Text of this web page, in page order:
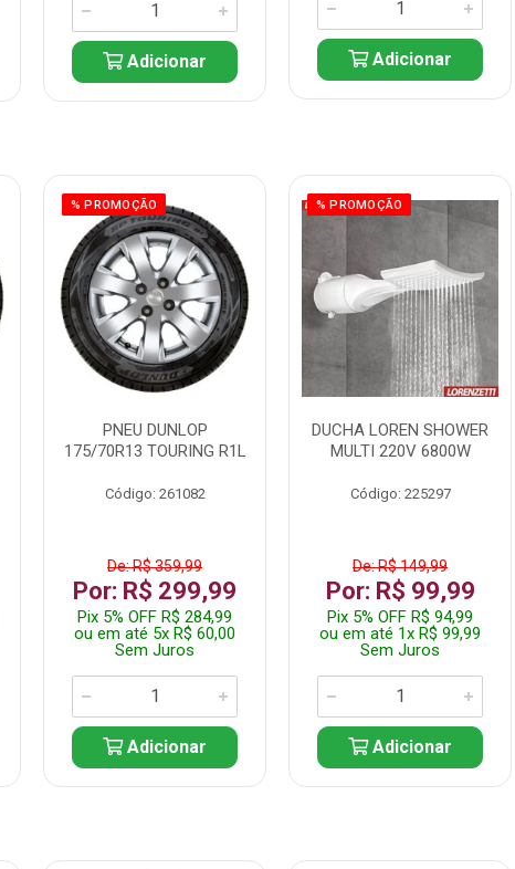
Adicionar Adicionar
% PROMOÇÃO
PNEU DUNLOP
175/70R13 TOURING R1L
Código: 261082
De: R$ 359,99
Por: R$ 299,99
Pix 5% OFF R$ 284,99
ou em até 5x R$ 60,00
Sem Juros
Adicionar
% PROMOÇÃO
DUCHA LOREN SHOWER
MULTI 220V 6800W
Código: 225297
De: R$ 149,99
Por: R$ 99,99
Pix 5% OFF R$ 94,99
ou em até 1x R$ 99,99
Sem Juros
Adicionar